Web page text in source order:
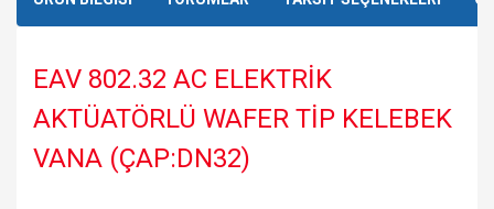
EAV 802.32 AC ELEKTRİK
AKTÜATÖRLÜ WAFER TİP KELEBEK
VANA (ÇAP:DN32)